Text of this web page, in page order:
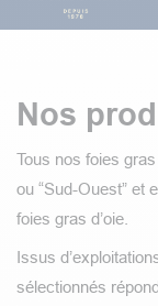
Nos
Tous nos foies
ou “Sud-Ouest” et
foies gras d’oie.
Issus
sélectionnés